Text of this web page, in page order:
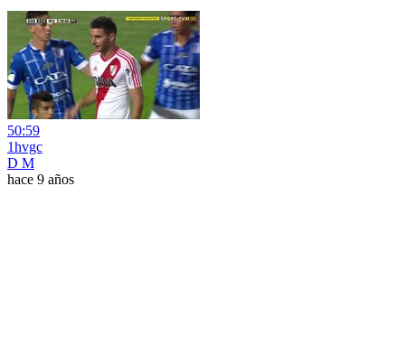
50:59
1hvgc
D M
hace 9 años